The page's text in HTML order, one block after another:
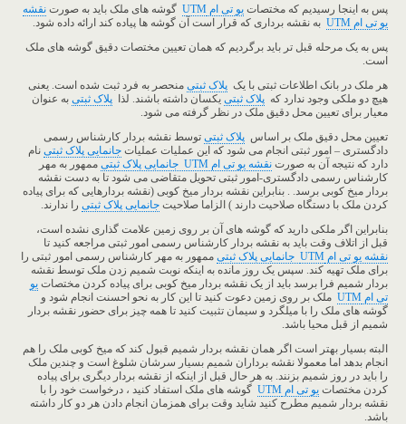
پس به اینجا رسیدیم که مختصات یو تی ام UTM گوشه های ملک باید به صورت نقشه
یو تی ام UTM به نقشه برداری که قرار است آن گوشه ها پیاده کند ارائه داده شود.
پس به یک مرحله قبل تر باید برگردیم که همان تعیین مختصات دقیق گوشه های ملک
است.
هر ملک در بانک اطلاعات ثبتی با یک پلاک ثبتی منحصر به فرد ثبت شده است. یعنی
هیچ دو ملکی وجود ندارد که پلاک ثبتی یکسان داشته باشند. لذا پلاک ثبتی به عنوان
معیار برای تعیین محل دقیق ملک در نظر گرفته می شود.
تعیین محل دقیق ملک بر اساس پلاک ثبتی توسط نقشه بردار کارشناس رسمی
دادگستری – امور ثبتی انجام می شود که این عملیات عملیات جانمایی پلاک ثبتی نام
دارد که نتیجه آن به صورت نقشه یو تی ام UTM جانمایی پلاک ثبتی
ممهور به مهر
کارشناس رسمی دادگستری-امور ثبتی تحویل متقاضی می شود تا به دست نقشه
بردار میخ کوبی برسد. . بنابراین نقشه بردار میخ کوبی (نقشه بردارهایی که برای پیاده
کردن ملک با دستگاه صلاحیت دارند ) الزاما صلاحیت جانمایی پلاک ثبتی را ندارند.
بنابراین اگر ملکی دارید که گوشه های آن بر روی زمین علامت گذاری نشده است،
قبل از اتلاف وقت باید به نقشه بردار کارشناس رسمی امور ثبتی مراجعه کنید تا
نقشه یو تی ام UTM جانمایی پلاک ثبتی ممهور به مهر کارشناس رسمی امور ثبتی را
برای ملک تهیه کند. سپس یک روز مانده به اینکه نوبت شمیم زدن ملک توسط نقشه
بردار شمیم فرا برسد باید از یک نقشه بردار میخ کوبی برای پیاده کردن مختصات یو
تی ام UTM ملک بر روی زمین دعوت کنید تا این کار به نحو احسنت انجام شود و
گوشه های ملک را با میلگرد و سیمان تثبیت کنید تا همه چیز برای حضور نقشه بردار
شمیم از قبل محیا باشد.
البته بسیار بهتر است اگر همان نقشه بردار شمیم قبول کند که میخ کوبی ملک را هم
انجام بدهد اما معمولا نقشه برداران شمیم بسیار سرشان شلوغ است و چندین ملک
را باید در روز شمیم بزنند. به هر حال قبل از اینکه از نقشه بردار دیگری برای پیاده
کردن مختصات یو تی ام UTM گوشه های ملک استفاد کنید ، درخواست خود را با
نقشه بردار شمیم مطرح کنید شاید وقت برای همزمان انجام دادن هر دو کار داشته
باشد.